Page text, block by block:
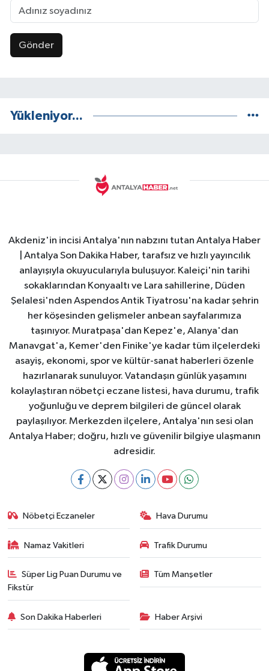
Gönder
Yükleniyor...
Akdeniz'in incisi Antalya'nın nabzını tutan Antalya Haber
| Antalya Son Dakika Haber, tarafsız ve hızlı yayıncılık
anlayışıyla okuyucularıyla buluşuyor. Kaleiçi'nin tarihi
sokaklarından Konyaaltı ve Lara sahillerine, Düden
Şelalesi'nden Aspendos Antik Tiyatrosu'na kadar şehrin
her köşesinden gelişmeler anbean sayfalarımıza
taşınıyor. Muratpaşa'dan Kepez'e, Alanya'dan
Manavgat'a, Kemer'den Finike'ye kadar tüm ilçelerdeki
asayiş, ekonomi, spor ve kültür-sanat haberleri özenle
hazırlanarak sunuluyor. Vatandaşın günlük yaşamını
kolaylaştıran nöbetçi eczane listesi, hava durumu, trafik
yoğunluğu ve deprem bilgileri de güncel olarak
paylaşılıyor. Merkezden ilçelere, Antalya'nın sesi olan
Antalya Haber; doğru, hızlı ve güvenilir bilgiye ulaşmanın
adresidir.
Nöbetçi Eczaneler Hava Durumu
Namaz Vakitleri Trafik Durumu
Süper Lig Puan Durumu ve
Fikstür
Tüm Manşetler
Son Dakika Haberleri Haber Arşivi